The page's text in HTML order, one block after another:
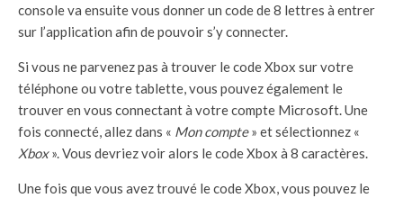
console va ensuite vous donner un code de 8 lettres à entrer
sur l’application afin de pouvoir s’y connecter.
Si vous ne parvenez pas à trouver le code Xbox sur votre
téléphone ou votre tablette, vous pouvez également le
trouver en vous connectant à votre compte Microsoft. Une
fois connecté, allez dans « Mon compte» et sélectionnez «
Xbox». Vous devriez voir alors le code Xbox à 8 caractères.
Une fois que vous avez trouvé le code Xbox, vous pouvez le